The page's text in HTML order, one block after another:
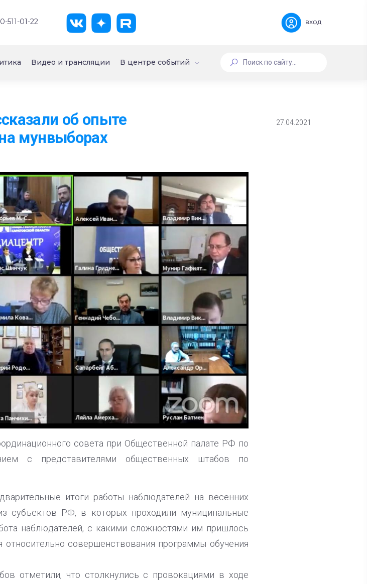
511-01-22 вход
Видео и трансляции В центре событий
об опыте
мунвыборах
27.04.2021
совета при Общественной палате РФ по
с представителями общественных штабов по
итоги работы наблюдателей на весенних
субъектов РФ, в которых проходили муниципальные
наблюдателей, с какими сложностями им пришлось
совершенствования программы обучения
отметили, что столкнулись с провокациями в ходе